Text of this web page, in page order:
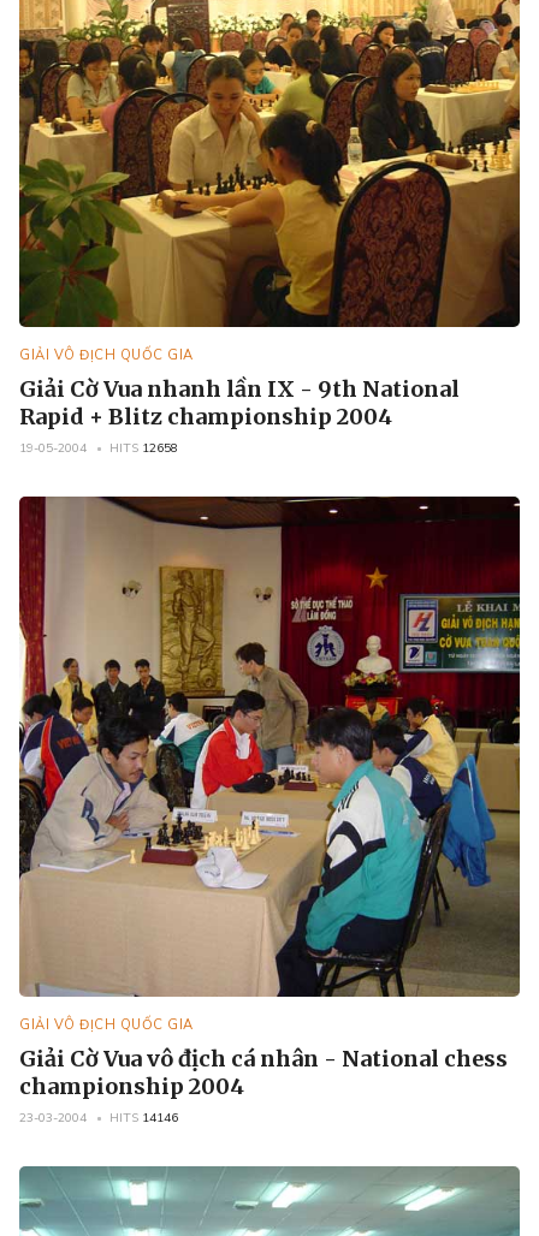
GIẢI VÔ ĐỊCH QUỐC GIA
Giải Cờ Vua nhanh lần IX - 9th National
Rapid + Blitz championship 2004
19-05-2004 HITS 12658
GIẢI VÔ ĐỊCH QUỐC GIA
Giải Cờ Vua vô địch cá nhân - National chess
championship 2004
23-03-2004 HITS 14146